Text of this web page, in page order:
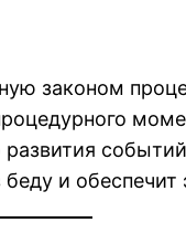
законом
и